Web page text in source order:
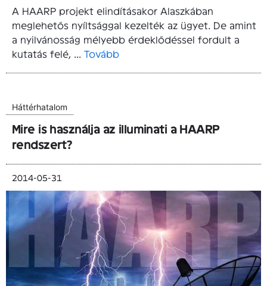
A HAARP projekt elindításakor Alaszkában
meglehetős nyíltsággal kezelték az ügyet. De amint
a nyilvánosság mélyebb érdeklődéssel fordult a
kutatás felé, ... Tovább
Háttérhatalom
Mire is használja az illuminati a HAARP
rendszert?
2014-05-31